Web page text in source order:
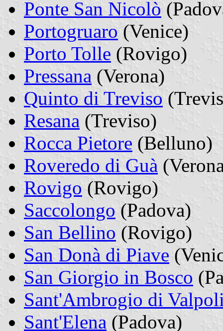
Ponte San Nicolò
Portogruaro (Venice)
Porto Tolle (Rovigo)
Pressana (Verona)
Quinto di Treviso
Resana (Treviso)
Rocca Pietore (Belluno)
Roveredo di Guà
Rovigo (Rovigo)
Saccolongo (Padova)
San Bellino (Rovigo)
San Donà di Piave
San Giorgio in Bosco
Sant'Ambrogio di
Sant'Elena (Padova)